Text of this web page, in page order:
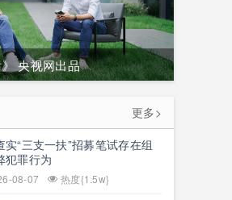
央视网出品
更多>
实“三支一扶”招募笔试存在组
犯罪行为
08-07 热度{1.5w}